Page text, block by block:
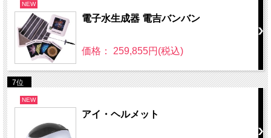
NEW
電子水生成器 電吉バンバン
価格： 259,855円(税込)
7位
NEW
アイ・ヘルメット